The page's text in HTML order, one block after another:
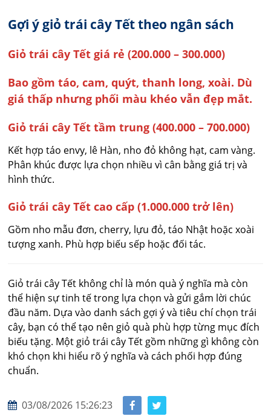
Gợi ý giỏ trái cây Tết theo ngân sách
Giỏ trái cây Tết giá rẻ (200.000 – 300.000)
Bao gồm táo, cam, quýt, thanh long, xoài. Dù
giá thấp nhưng phối màu khéo vẫn đẹp mắt.
Giỏ trái cây Tết tầm trung (400.000 – 700.000)
Kết hợp táo envy, lê Hàn, nho đỏ không hạt, cam vàng.
Phân khúc được lựa chọn nhiều vì cân bằng giá trị và
hình thức.
Giỏ trái cây Tết cao cấp (1.000.000 trở lên)
Gồm nho mẫu đơn, cherry, lựu đỏ, táo Nhật hoặc xoài
tượng xanh. Phù hợp biếu sếp hoặc đối tác.
Giỏ trái cây Tết không chỉ là món quà ý nghĩa mà còn
thể hiện sự tinh tế trong lựa chọn và gửi gắm lời chúc
đầu năm. Dựa vào danh sách gợi ý và tiêu chí chọn trái
cây, bạn có thể tạo nên giỏ quà phù hợp từng mục đích
biếu tặng. Một giỏ trái cây Tết gồm những gì không còn
khó chọn khi hiểu rõ ý nghĩa và cách phối hợp đúng
chuẩn.
03/08/2026 15:26:23